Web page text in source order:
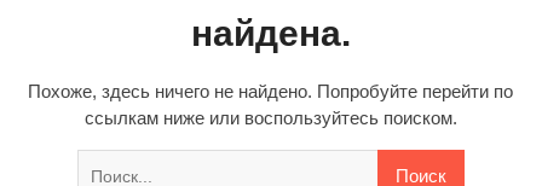
найдена.
Похоже, здесь ничего не найдено. Попробуйте перейти по
ссылкам ниже или воспользуйтесь поиском.